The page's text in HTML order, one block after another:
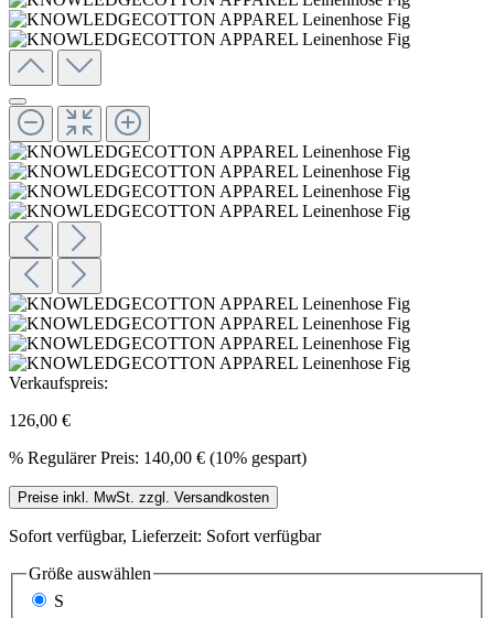
Verkaufspreis:
126,00 €
% Regulärer Preis: 140,00 € (10% gespart)
Preise inkl. MwSt. zzgl. Versandkosten
Sofort verfügbar, Lieferzeit: Sofort verfügbar
Größe auswählen
S